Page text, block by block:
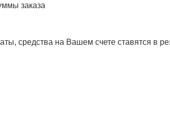
заказа
средства на Вашем счете ставятся в